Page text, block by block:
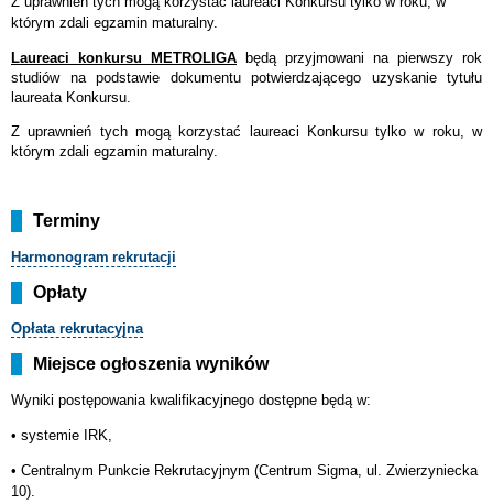
którym zdali egzamin maturalny.
Laureaci konkursu METROLIGA będą przyjmowani na pierwszy rok
studiów na podstawie dokumentu potwierdzającego uzyskanie tytułu
laureata Konkursu.
Z uprawnień tych mogą korzystać laureaci Konkursu tylko w roku, w
którym zdali egzamin maturalny.
Terminy
Harmonogram rekrutacji
Opłaty
Opłata rekrutacyjna
Miejsce ogłoszenia wyników
Wyniki postępowania kwalifikacyjnego dostępne będą w:
• systemie IRK,
• Centralnym Punkcie Rekrutacyjnym (Centrum Sigma, ul. Zwierzyniecka
10).